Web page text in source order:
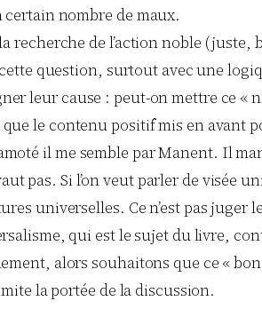
certain nombre de maux.
recherche de l’action noble
question, surtout avec une
leur cause : peut-on mettre ce «
le contenu positif mis en avant
il me semble par Manent. Il
pas. Si l’on veut parler de visée
universelles. Ce n’est pas
qui est le sujet du livre,
alors souhaitons que ce «
la portée de la discussion.